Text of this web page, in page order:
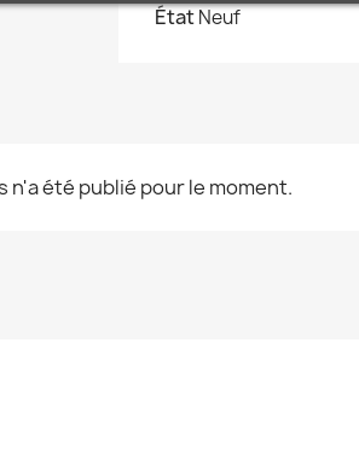
ÉtatNeuf
n'a été publié pour le moment.